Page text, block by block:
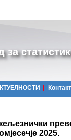
за
Контакт
2025.